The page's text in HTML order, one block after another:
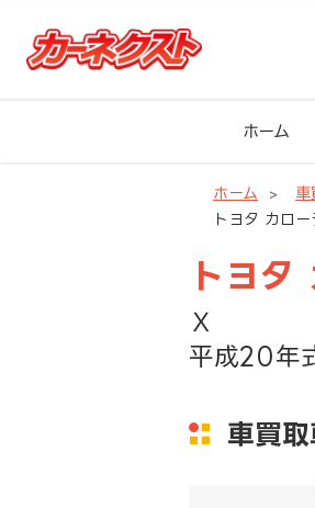
ホーム
ホーム 車
トヨタ カロ
トヨ
Ｘ
平成20年
車買